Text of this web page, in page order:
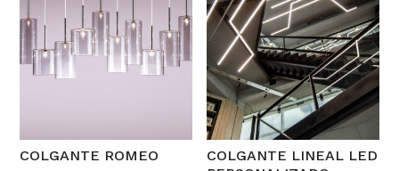
COLGANTE ROMEO
COLGANTE LINEAL LED